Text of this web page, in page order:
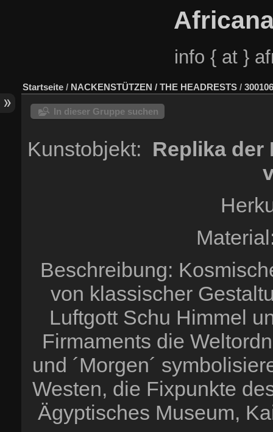
info { at }
Startseite / NACKENSTÜTZEN / THE HEADRESTS /
In dieser Gruppe suchen
Kunstobjekt: Replika der
Beschreibung:
von klassischer
Luftgott Schu Himmel
Firmaments die
und ´Morgen´
Westen, die Fixpunkte
Ägyptisches Museum,